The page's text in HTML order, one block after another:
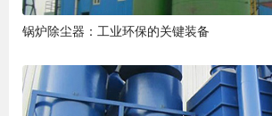
锅炉除尘器：工业环保的关键装备